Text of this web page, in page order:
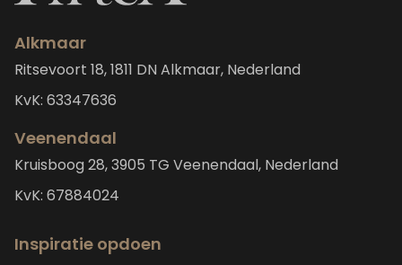
Alkmaar
Ritsevoort 18, 1811 DN Alkmaar, Nederland
KvK: 63347636
Veenendaal
Kruisboog 28, 3905 TG Veenendaal, Nederland
KvK: 67884024
Inspiratie opdoen